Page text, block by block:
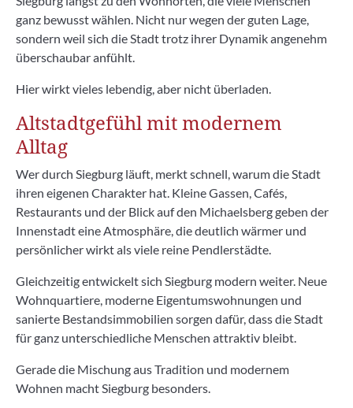
ganz bewusst wählen. Nicht nur wegen der guten Lage,
sondern weil sich die Stadt trotz ihrer Dynamik angenehm
überschaubar anfühlt.
Hier wirkt vieles lebendig, aber nicht überladen.
Altstadtgefühl mit modernem
Alltag
Wer durch Siegburg läuft, merkt schnell, warum die Stadt
ihren eigenen Charakter hat. Kleine Gassen, Cafés,
Restaurants und der Blick auf den Michaelsberg geben der
Innenstadt eine Atmosphäre, die deutlich wärmer und
persönlicher wirkt als viele reine Pendlerstädte.
Gleichzeitig entwickelt sich Siegburg modern weiter. Neue
Wohnquartiere, moderne Eigentumswohnungen und
sanierte Bestandsimmobilien sorgen dafür, dass die Stadt
für ganz unterschiedliche Menschen attraktiv bleibt.
Gerade die Mischung aus Tradition und modernem
Wohnen macht Siegburg besonders.